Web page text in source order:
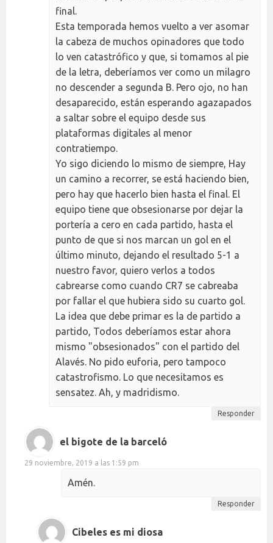
final.
Esta temporada hemos vuelto a ver asomar
la cabeza de muchos opinadores que todo
lo ven catastrófico y que, si tomamos al pie
de la letra, deberíamos ver como un milagro
no descender a segunda B. Pero ojo, no han
desaparecido, están esperando agazapados
a saltar sobre el equipo desde sus
plataformas digitales al menor
contratiempo.
Yo sigo diciendo lo mismo de siempre, Hay
un camino a recorrer, se está haciendo bien,
pero hay que hacerlo bien hasta el final. El
equipo tiene que obsesionarse por dejar la
portería a cero en cada partido, hasta el
punto de que si nos marcan un gol en el
último minuto, dejando el resultado 5-1 a
nuestro favor, quiero verlos a todos
cabrearse como cuando CR7 se cabreaba
por fallar el que hubiera sido su cuarto gol.
La idea que debe primar es la de partido a
partido, Todos deberíamos estar ahora
mismo "obsesionados" con el partido del
Alavés. No pido euforia, pero tampoco
catastrofismo. Lo que necesitamos es
sensatez. Ah, y madridismo.
Responder
el bigote de la barceló
29 noviembre, 2019 a las 1:59 pm
Amén.
Responder
Cibeles es mi diosa